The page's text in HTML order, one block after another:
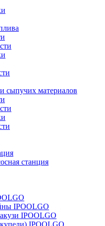
сыпучих материалов
станция
IPOOLGO
IPOOLGO
IPOOLGO